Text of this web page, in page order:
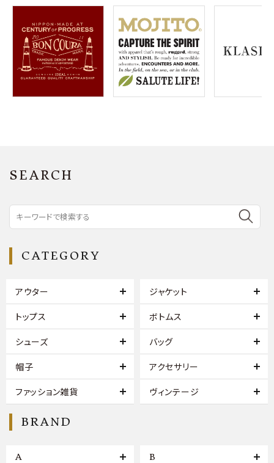
meeting_room ログイン 会員登録
SEARCH
CATEGORY
アウター ジャケット
トップス ボトムス
シューズ バッグ
帽子 アクセサリー
ファッション雑貨 ヴィンテージ
BRAND
A B